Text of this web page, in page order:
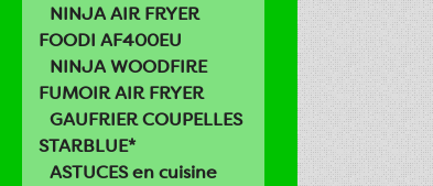
NINJA AIR FRYER
FOODI AF400EU
NINJA WOODFIRE
FUMOIR AIR FRYER
GAUFRIER COUPELLES
STARBLUE*
ASTUCES en cuisine